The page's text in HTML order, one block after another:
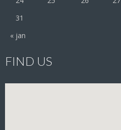
« jan
31
FIND US